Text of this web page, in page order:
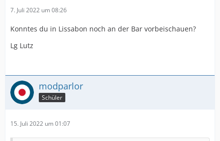
7. Juli 2022 um 08:26
Konntes du in Lissabon noch an der Bar vorbeischauen?
Lg Lutz
modparlor
Schüler
15. Juli 2022 um 01:07